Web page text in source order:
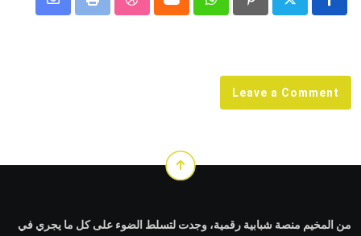
Pinterest
Whatsapp
Cloud
StumbleUpon
Print
Share
Leave a Comment
من المخيم منصة شبابية رقمية، وجدت لتسلط الضوء على كل ما يجري في